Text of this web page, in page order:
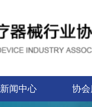
新闻中心 协